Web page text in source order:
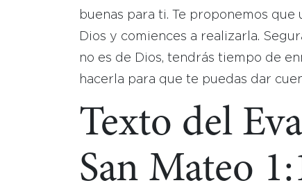
buenas para ti. Te proponemos
Dios y comiences a realizarla.
no es de Dios, tendrás tiempo de
hacerla para que te puedas dar
Texto del
San Mateo